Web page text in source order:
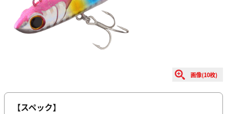
画像(10枚)
【スペック】